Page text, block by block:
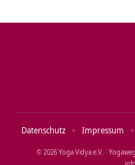
© 2026 Yoga Vidya e.V. ·
Datenschutz Impressum